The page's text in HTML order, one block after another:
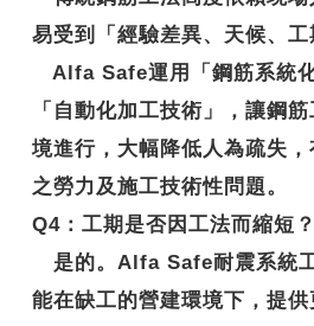
易受到「經驗差異、天候、工
Alfa Safe運用「鋼筋系統
「自動化加工技術」，讓鋼
境進行，大幅降低人為疏失
之勞力及施工技術性問題。
Q4：工期是否因工法而縮短？
是的。Alfa Safe耐震系統
能在缺工的營建環境下，提